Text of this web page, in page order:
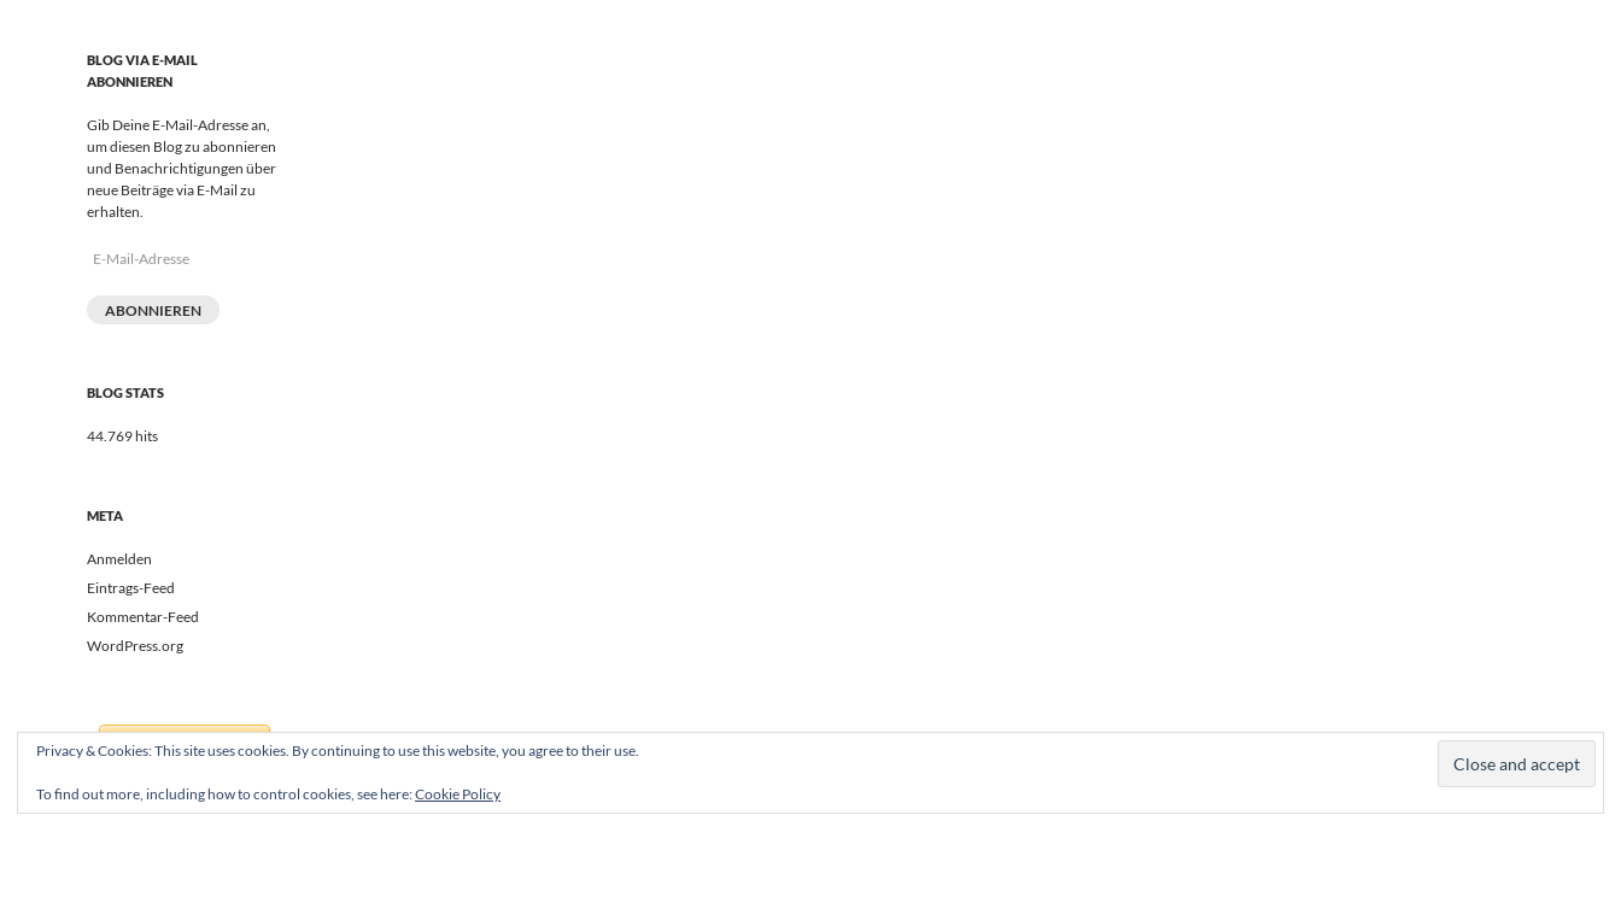
BLOG VIA E-MAIL
ABONNIEREN
Gib Deine E-Mail-Adresse an,
um diesen Blog zu abonnieren
und Benachrichtigungen über
neue Beiträge via E-Mail zu
erhalten.
E-
ABONNIEREN
BLOG STATS
44.769 hits
META
Anmelden
Eintrags-Feed
Kommentar-Feed
WordPress.org
Privacy & Cookies: This site uses cookies. By continuing to use this website, you agree to their use.
To find out more, including how to control cookies, see here:Cookie Policy